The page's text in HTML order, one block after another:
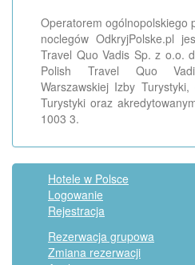
Operatorem ogólnopolskiego
noclegów OdkryjPolske.pl
Travel Quo Vadis Sp. z o.o.
Polish Travel Quo
Warszawskiej Izby
Turystyki oraz
1003 3.
Hotele w Polsce
Logowanie
Rejestracja
Rezerwacja grupowa
Zmiana rezerwacji